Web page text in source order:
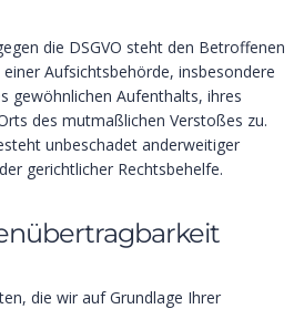
die DSGVO steht den Betroffenen
Aufsichtsbehörde, insbesondere
gewöhnlichen Aufenthalts, ihres
des mutmaßlichen Verstoßes zu.
unbeschadet anderweitiger
gerichtlicher Rechtsbehelfe.
die wir auf Grundlage Ihrer